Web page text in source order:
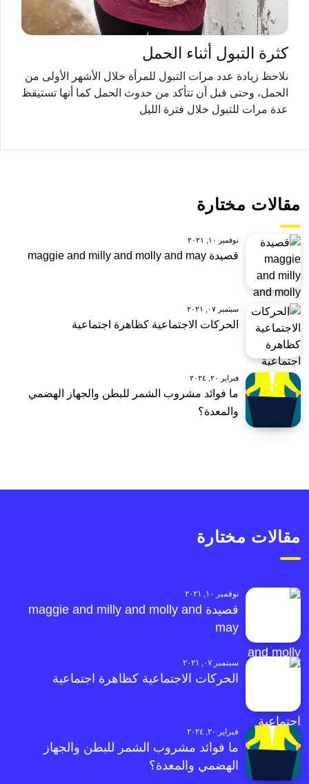
كثرة التبول أثناء الحمل
نلاحظ زيادة عدد مرات التبول للمرأة خلال الأشهر الأولى من
الحمل، وحتى قبل أن تتأكد من حدوث الحمل كما أنها تستيقظ
عدة مرات للتبول خلال فترة الليل
مقالات مختارة
نوفمبر ١٠, ٢٠٢١
قصيدة maggie and milly and molly and may
سبتمبر ٠٧, ٢٠٢١
الحركات الاجتماعية كظاهرة اجتماعية
فبراير ٢٠, ٢٠٢٤
ما فوائد مشروب الشمر للبطن والجهاز الهضمي
والمعدة؟
مقالات مختارة
نوفمبر ١٠, ٢٠٢١
قصيدة maggie and milly and molly and
may
سبتمبر ٠٧, ٢٠٢١
الحركات الاجتماعية كظاهرة اجتماعية
فبراير ٢٠, ٢٠٢٤
ما فوائد مشروب الشمر للبطن والجهاز
الهضمي والمعدة؟